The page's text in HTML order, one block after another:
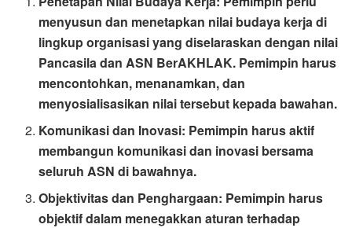
menyusun dan menetapkan nilai budaya kerja di
lingkup organisasi yang diselaraskan dengan nilai
Pancasila dan ASN BerAKHLAK. Pemimpin harus
mencontohkan, menanamkan, dan
menyosialisasikan nilai tersebut kepada bawahan.
Komunikasi dan Inovasi: Pemimpin harus aktif
membangun komunikasi dan inovasi bersama
seluruh ASN di bawahnya.
Objektivitas dan Penghargaan: Pemimpin harus
objektif dalam menegakkan aturan terhadap